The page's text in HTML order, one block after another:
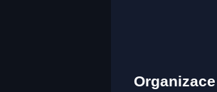
Organizace